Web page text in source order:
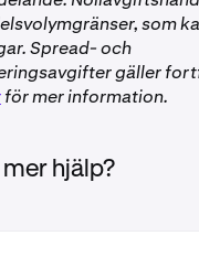
för kunder i
som
Spread- och
gäller
för mer information.
hjälp?